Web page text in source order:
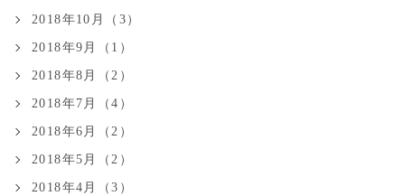
2018年10月（3）
2018年9月（1）
2018年8月（2）
2018年7月（4）
2018年6月（2）
2018年5月（2）
2018年4月（3）